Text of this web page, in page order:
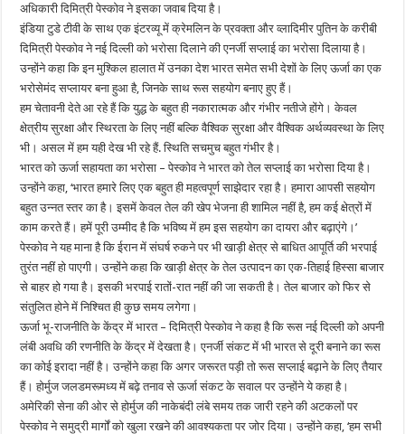
अधिकारी दिमित्री पेस्कोव ने इसका जवाब दिया है।
इंडिया टुडे टीवी के साथ एक इंटरव्यू में क्रेमलिन के प्रवक्ता और व्लादिमीर पुतिन के करीबी
दिमित्री पेस्कोव ने नई दिल्ली को भरोसा दिलाने की एनर्जी सप्लाई का भरोसा दिलाया है।
उन्होंने कहा कि इन मुश्किल हालात में उनका देश भारत समेत सभी देशों के लिए ऊर्जा का एक
भरोसेमंद सप्लायर बना हुआ है, जिनके साथ रूस सहयोग बनाए हुए हैं।
हम चेतावनी देते आ रहे हैं कि युद्ध के बहुत ही नकारात्मक और गंभीर नतीजे होंगे। केवल
क्षेत्रीय सुरक्षा और स्थिरता के लिए नहीं बल्कि वैश्विक सुरक्षा और वैश्विक अर्थव्यवस्था के लिए
भी। असल में हम यही देख भी रहे हैं. स्थिति सचमुच बहुत गंभीर है।
भारत को ऊर्जा सहायता का भरोसा – पेस्कोव ने भारत को तेल सप्लाई का भरोसा दिया है।
उन्होंने कहा, ‘भारत हमारे लिए एक बहुत ही महत्वपूर्ण साझेदार रहा है। हमारा आपसी सहयोग
बहुत उन्नत स्तर का है। इसमें केवल तेल की खेप भेजना ही शामिल नहीं है, हम कई क्षेत्रों में
काम करते हैं। हमें पूरी उम्मीद है कि भविष्य में हम इस सहयोग का दायरा और बढ़ाएंगे।’
पेस्कोव ने यह माना है कि ईरान में संघर्ष रुकने पर भी खाड़ी क्षेत्र से बाधित आपूर्ति की भरपाई
तुरंत नहीं हो पाएगी। उन्होंने कहा कि खाड़ी क्षेत्र के तेल उत्पादन का एक-तिहाई हिस्सा बाजार
से बाहर हो गया है। इसकी भरपाई रातों-रात नहीं की जा सकती है। तेल बाजार को फिर से
संतुलित होने में निश्चित ही कुछ समय लगेगा।
ऊर्जा भू-राजनीति के केंद्र में भारत – दिमित्री पेस्कोव ने कहा है कि रूस नई दिल्ली को अपनी
लंबी अवधि की रणनीति के केंद्र में देखता है। एनर्जी संकट में भी भारत से दूरी बनाने का रूस
का कोई इरादा नहीं है। उन्होंने कहा कि अगर जरूरत पड़ी तो रूस सप्लाई बढ़ाने के लिए तैयार
हैं। होर्मुज जलडमरूमध्य में बढ़े तनाव से ऊर्जा संकट के सवाल पर उन्होंने ये कहा है।
अमेरिकी सेना की ओर से होर्मुज की नाकेबंदी लंबे समय तक जारी रहने की अटकलों पर
पेस्कोव ने समुद्री मार्गों को खुला रखने की आवश्यकता पर जोर दिया। उन्होंने कहा, ‘हम सभी